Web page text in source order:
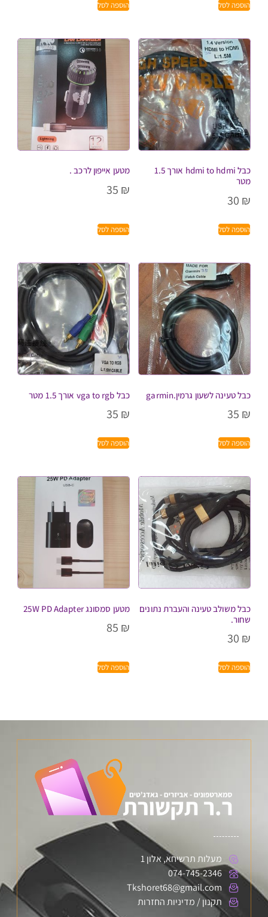
הוספה לסל הוספה לסל
כבל hdmi to hdmi אורך 1.5
מטר
30 ₪
הוספה לסל
מטען אייפון לרכב .
35 ₪
הוספה לסל
כבל טעינה לשעון גרמין.garmin
35 ₪
הוספה לסל
כבל vga to rgb אורך 1.5 מטר
35 ₪
הוספה לסל
כבל משולב טעינה והעברת נתונים
שחור.
30 ₪
הוספה לסל
מטען סמסונג 25W PD Adapter
85 ₪
הוספה לסל
מעלות תרשיחא, אלון 1
074-745-2346
Tkshoret68@gmail.com
תקנון / מדיניות החזרות